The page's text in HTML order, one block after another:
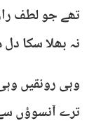
تھے جو لطف
نہ بھلا سکا
‏وہی رونقیں
ترے آنسوؤں